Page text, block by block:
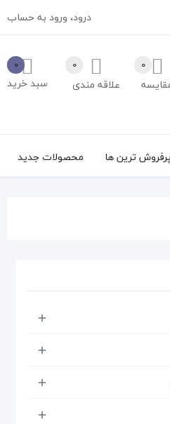
درود، ورود به حساب
0
سبد خرید علاقه مندی
0 0
محصولات جدید پرفروش ترین ها



